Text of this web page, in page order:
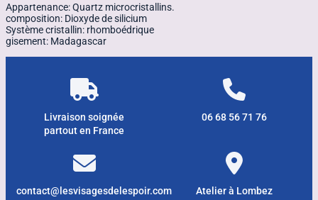
Appartenance: Quartz microcristallins.
composition: Dioxyde de silicium
Système cristallin: rhomboédrique
gisement: Madagascar
Livraison soignée
partout en France
06 68 56 71 76
contact@lesvisagesdelespoir.com Atelier à Lombez